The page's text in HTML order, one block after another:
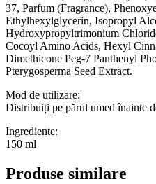
37, Parfum (Fragrance),
Ethylhexylglycerin, Isopropyl
Hydroxypropyltrimonium
Cocoyl Amino Acids, Hexyl
Dimethicone Peg-7 Panthenyl
Pterygosperma Seed Extract.
Mod de utilizare:
Distribuiți pe părul umed înainte
Ingrediente:
150 ml
Produse similare